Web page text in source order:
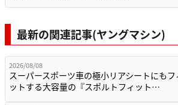
最新の関連記事(ヤングマシン)
2026/08/08
スーパースポーツ車の極小リアシートにもフ
ットする大容量の『スポルトフィット…